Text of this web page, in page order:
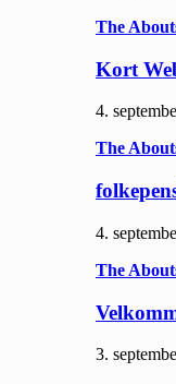
The
Kort
4.
The
4.
The
3.